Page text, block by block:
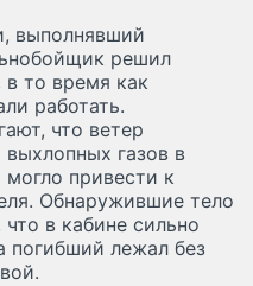
выполнявший
решил
в то время как
работать.
что ветер
газов в
могло привести к
Обнаружившие тело
в кабине сильно
погибший лежал без